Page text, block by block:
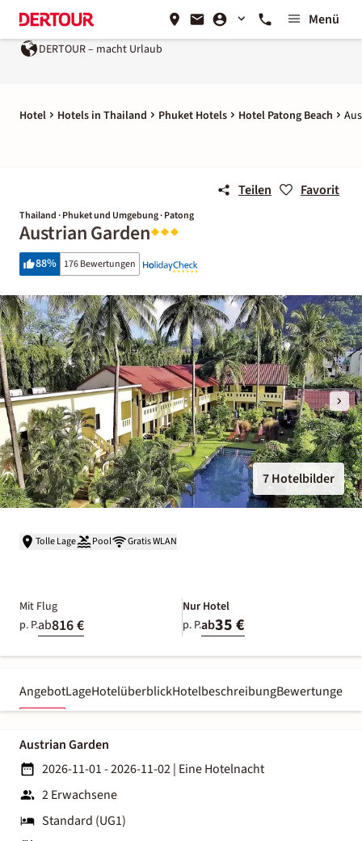
Menü
DERTOUR – macht Urlaub
Hotel Hotels in Thailand Phuket Hotels Hotel Patong Beach
Teilen Favorit
Thailand · Phuket und Umgebung · Patong
Austrian Garden
88% 176 Bewertungen
7 Hotelbilder
Tolle Lage Pool Gratis WLAN
Mit Flug
p. P.ab816 €
Nur Hotel
p. P.ab35 €
AngebotLageHotelüberblickHotelbeschreibungBewertungen
Austrian Garden
2026-11-01 - 2026-11-02| Eine Hotelnacht
2 Erwachsene
Standard (UG1)